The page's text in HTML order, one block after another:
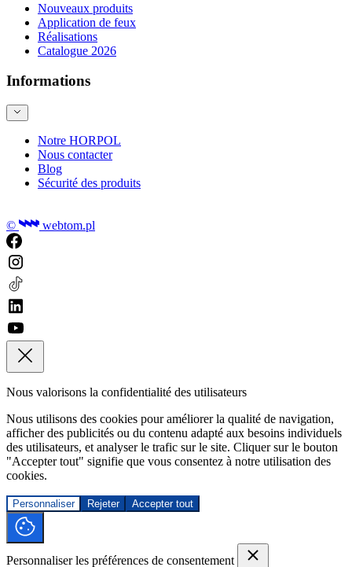
Nouveaux produits
Application de feux
Réalisations
Catalogue 2026
Informations
Notre HORPOL
Nous contacter
Blog
Sécurité des produits
© webtom.pl
Nous valorisons la confidentialité des utilisateurs
Nous utilisons des cookies pour améliorer la qualité de navigation,
afficher des publicités ou du contenu adapté aux besoins individuels
des utilisateurs, et analyser le trafic sur le site. Cliquer sur le bouton
"Accepter tout" signifie que vous consentez à notre utilisation des
cookies.
Personnaliser Rejeter Accepter tout
Personnaliser les préférences de consentement